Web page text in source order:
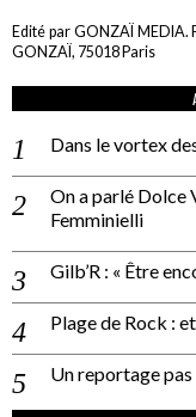
Edité par GONZAÏ MEDIA.
GONZAÏ, 75018 Paris
Dans le vortex
On a parlé Dolce
Femminielli
Gilb’R : « Être
Plage de Rock :
Un reportage pas